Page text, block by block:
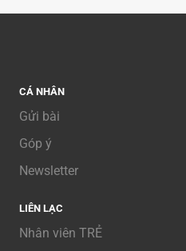
CÁ NHÂN
Gửi bài
Góp ý
Newsletter
LIÊN LẠC
Nhân viên TRẺ